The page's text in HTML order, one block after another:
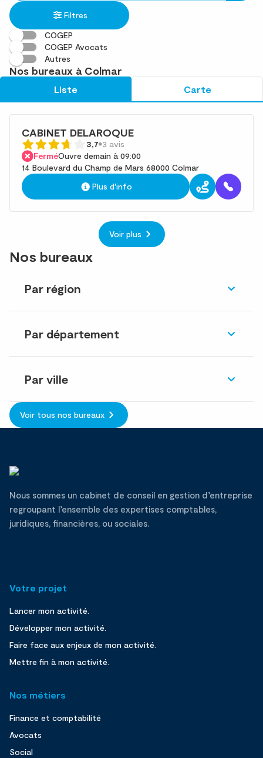
établissement
une
adresse
trouvé(s)
Filtres
COGEP
COGEP Avocats
Autres
Nos bureaux à Colmar
Liste Carte
CABINET DELAROQUE
3,7 3 avis
FerméOuvre demain à 09:00
14 Boulevard du Champ de Mars 68000 Colmar
Plus d'info
Voir plus
Nos bureaux
Par région
Par département
Par ville
Voir tous nos bureaux
Nous sommes un cabinet de conseil en gestion d’entreprise
regroupant l’ensemble des expertises comptables,
juridiques, financières, ou sociales.
Votre projet
Lancer mon activité.
Développer mon activité.
Faire face aux enjeux de mon activité.
Mettre fin à mon activité.
Nos métiers
Finance et comptabilité
Avocats
Social